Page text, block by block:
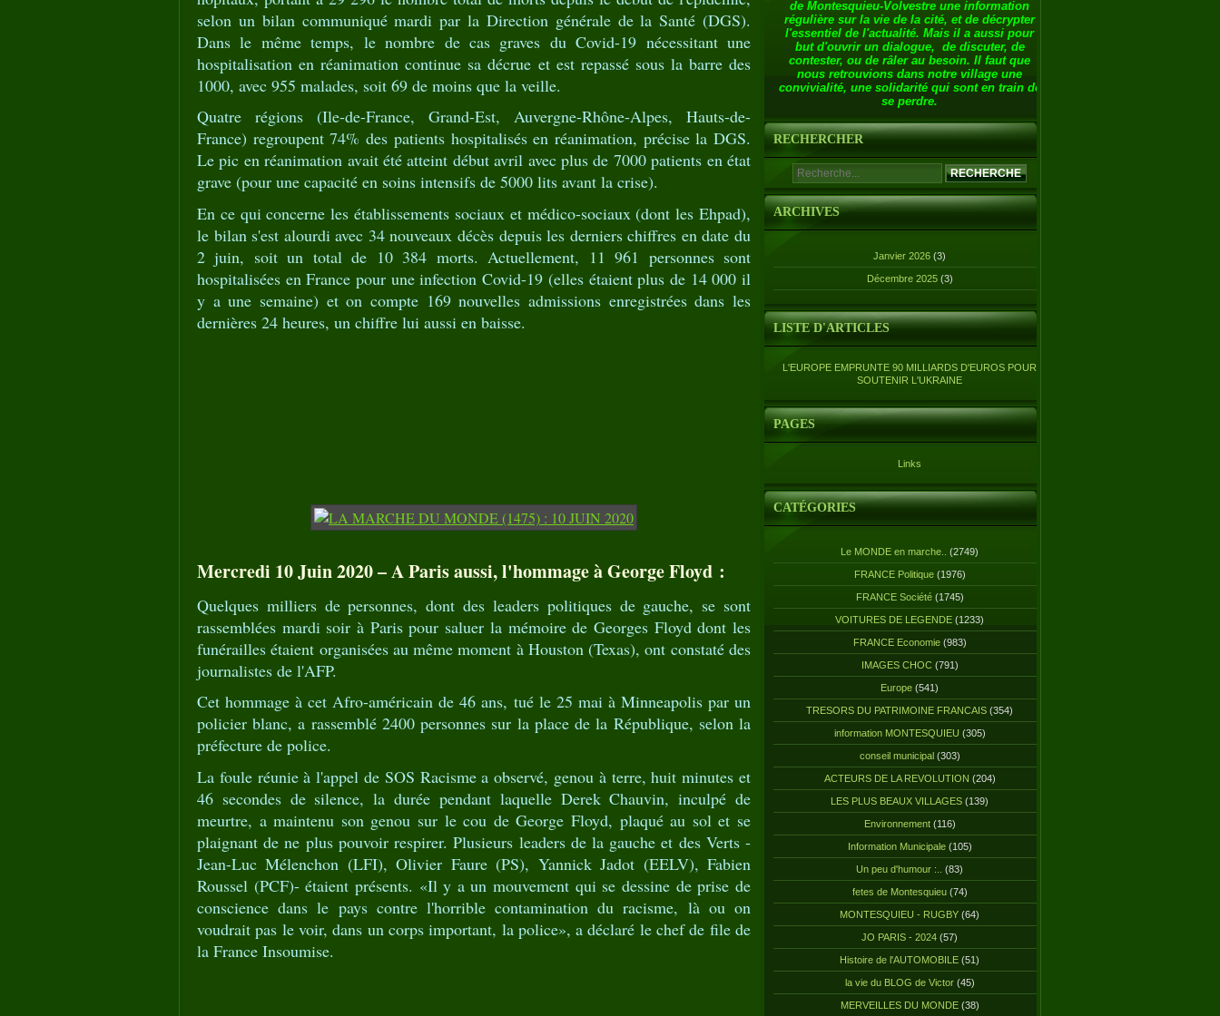
selon un bilan communiqué mardi par la Direction générale de la Santé (DGS).
Dans le même temps, le nombre de cas graves du Covid-19 nécessitant une
hospitalisation en réanimation continue sa décrue et est repassé sous la barre des
1000, avec 955 malades, soit 69 de moins que la veille.
Quatre régions (Ile-de-France, Grand-Est, Auvergne-Rhône-Alpes, Hauts-de-
France) regroupent 74% des patients hospitalisés en réanimation, précise la DGS.
Le pic en réanimation avait été atteint début avril avec plus de 7000 patients en état
grave (pour une capacité en soins intensifs de 5000 lits avant la crise).
En ce qui concerne les établissements sociaux et médico-sociaux (dont les Ehpad),
le bilan s'est alourdi avec 34 nouveaux décès depuis les derniers chiffres en date du
2 juin, soit un total de 10 384 morts. Actuellement, 11 961 personnes sont
hospitalisées en France pour une infection Covid-19 (elles étaient plus de 14 000 il
y a une semaine) et on compte 169 nouvelles admissions enregistrées dans les
dernières 24 heures, un chiffre lui aussi en baisse.
Mercredi 10 Juin 2020 – A Paris aussi, l'hommage à George Floyd :
Quelques milliers de personnes, dont des leaders politiques de gauche, se sont
rassemblées mardi soir à Paris pour saluer la mémoire de Georges Floyd dont les
funérailles étaient organisées au même moment à Houston (Texas), ont constaté des
journalistes de l'AFP.
Cet hommage à cet Afro-américain de 46 ans, tué le 25 mai à Minneapolis par un
policier blanc, a rassemblé 2400 personnes sur la place de la République, selon la
préfecture de police.
La foule réunie à l'appel de SOS Racisme a observé, genou à terre, huit minutes et
46 secondes de silence, la durée pendant laquelle Derek Chauvin, inculpé de
meurtre, a maintenu son genou sur le cou de George Floyd, plaqué au sol et se
plaignant de ne plus pouvoir respirer. Plusieurs leaders de la gauche et des Verts -
Jean-Luc Mélenchon (LFI), Olivier Faure (PS), Yannick Jadot (EELV), Fabien
Roussel (PCF)- étaient présents. «Il y a un mouvement qui se dessine de prise de
conscience dans le pays contre l'horrible contamination du racisme, là ou on
voudrait pas le voir, dans un corps important, la police», a déclaré le chef de file de
la France Insoumise.
de Montesquieu-Volvestre une information
régulière sur la vie de la cité, et de décrypter
l'essentiel de l'actualité. Mais il a aussi pour
but d'ouvrir un dialogue, de discuter, de
contester, ou de râler au besoin. Il faut que
nous retrouvions dans notre village une
convivialité, une solidarité qui sont en train de
se perdre.
RECHERCHER
ARCHIVES
Janvier 2026 (3)
Décembre 2025 (3)
LISTE D'ARTICLES
L'EUROPE EMPRUNTE 90 MILLIARDS D'EUROS POUR
SOUTENIR L'UKRAINE
PAGES
Links
CATÉGORIES
Le MONDE en marche.. (2749)
FRANCE Politique(1976)
FRANCE Société(1745)
VOITURES DE LEGENDE (1233)
FRANCE Economie(983)
IMAGES CHOC(791)
Europe (541)
TRESORS DU PATRIMOINE FRANCAIS (354)
information MONTESQUIEU (305)
conseil municipal(303)
ACTEURS DE LA REVOLUTION (204)
LES PLUS BEAUX VILLAGES (139)
Environnement(116)
Information Municipale(105)
Un peu d'humour :.. (83)
fetes de Montesquieu(74)
MONTESQUIEU - RUGBY (64)
JO PARIS - 2024 (57)
Histoire de l'AUTOMOBILE (51)
la vie du BLOG de Victor(45)
MERVEILLES DU MONDE(38)